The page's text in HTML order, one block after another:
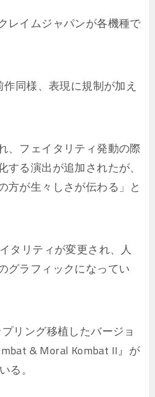
レイムジャパンが各機種で
作同様、表現に規制が加え
、フェイタリティ発動の際
る演出が追加されたが、
方が生々しさが伝わる」と
タリティが変更され、人
グラフィックになってい
リング移植したバージョ
& Moral Kombat II』が
る。